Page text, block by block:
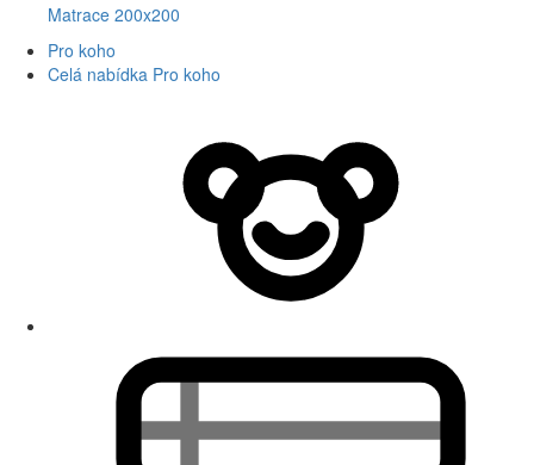
Matrace 200x200
Pro koho
Celá nabídka Pro koho